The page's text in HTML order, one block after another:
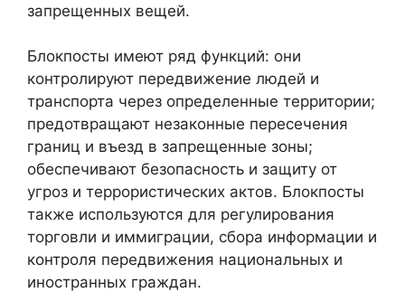
запрещенных вещей.
Блокпосты имеют ряд функций: они
контролируют передвижение людей и
транспорта через определенные территории;
предотвращают незаконные пересечения
границ и въезд в запрещенные зоны;
обеспечивают безопасность и защиту от
угроз и террористических актов. Блокпосты
также используются для регулирования
торговли и иммиграции, сбора информации и
контроля передвижения национальных и
иностранных граждан.